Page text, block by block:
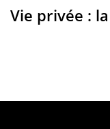
Vie privée :